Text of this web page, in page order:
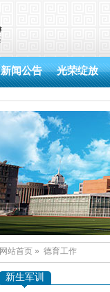
新闻公告 光荣绽放
网站首页 » 德育工作
新生军训